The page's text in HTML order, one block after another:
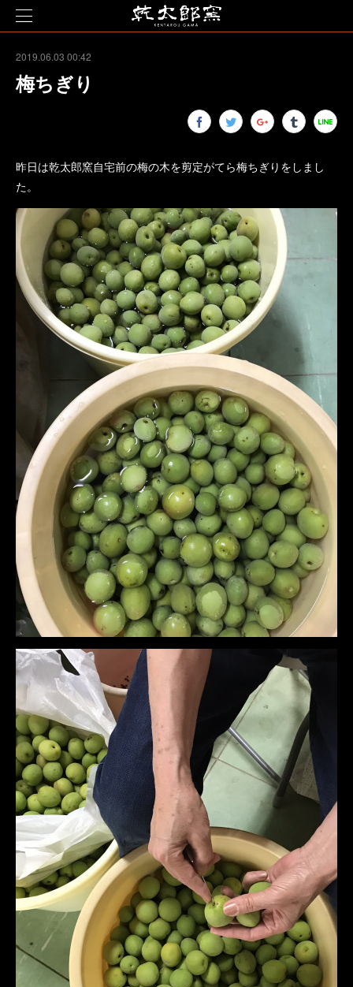
2019.06.03 00:42
梅ちぎり
昨日は乾太郎窯自宅前の梅の木を剪定がてら梅ちぎりをしまし
た。